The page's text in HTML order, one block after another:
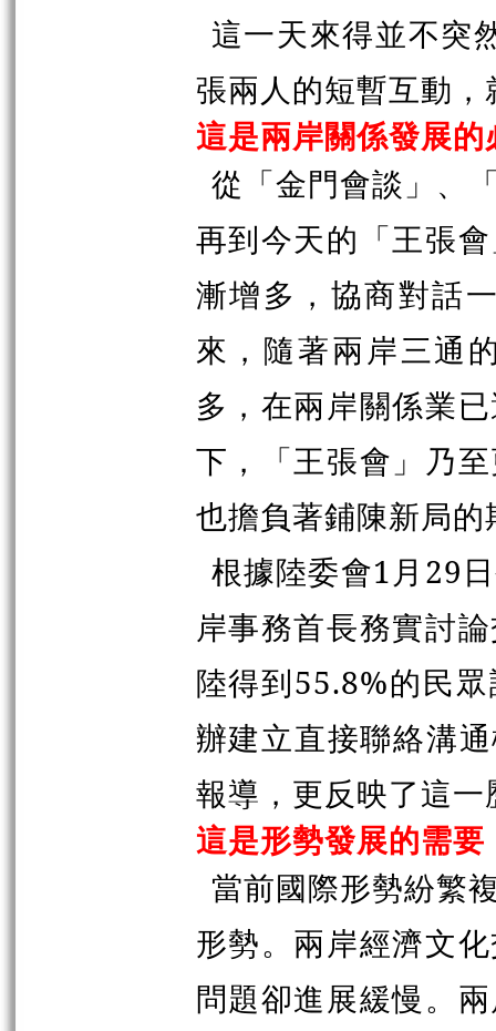
這一天來得並不突
張兩人的短暫互動
這是兩岸關係發展的
從「金門會談」、
再到今天的「王張
漸增多，協商對話
來，隨著兩岸三通
多，在兩岸關係業
下，「王張會」乃
也擔負著鋪陳新局的
根據陸委會1月29
岸事務首長務實討
陸得到55.8%的民
辦建立直接聯絡溝
報導，更反映了這
這是形勢發展的需要
當前國際形勢紛繁
形勢。兩岸經濟文
問題卻進展緩慢。